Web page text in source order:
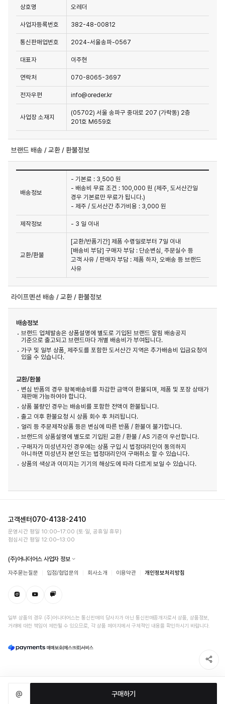
@ 구매하기
상호명 오레더
사업자등록번호 382-48-00812
통신판매업번호 2024-서울송파-0567
대표자 이주현
연락처 070-8065-3697
전자우편 info@oreder.kr
사업장 소재지
(05702) 서울 송파구 중대로 207 (가락동) 2층
201호 M659호
브랜드 배송 / 교환 / 환불정보
배송정보
- 기본료 : 3,500 원
- 배송비 무료 조건 : 100,000 원 (제주, 도서산간일
경우 기본료만 무료가 됩니다.)
- 제주 / 도서산간 추가비용 : 3,000 원
제작정보 - 3 일 이내
교환/환불
[교환/반품기간] 제품 수령일로부터 7일 이내
[배송비 부담] 구매자 부담 : 단순변심, 주문실수 등
고객 사유 / 판매자 부담 : 제품 하자, 오배송 등 브랜드
사유
라이프멘션 배송 / 교환 / 환불정보
배송정보
브랜드 업체발송은 상품설명에 별도로 기입된 브랜드 알림 배송공지
기준으로 출고되고 브랜드마다 개별 배송비가 부여됩니다.
가구 및 일부 상품, 제주도를 포함한 도서산간 지역은 추가배송비 입금요청이
있을 수 있습니다.
교환/환불
변심 반품의 경우 왕복배송비를 차감한 금액이 환불되며, 제품 및 포장 상태가
재판매 가능하여야 합니다.
상품 불량인 경우는 배송비를 포함한 전액이 환불됩니다.
출고 이후 환불요청 시 상품 회수 후 처리됩니다.
얼리 등 주문제작상품 등은 변심에 따른 반품 / 환불이 불가합니다.
브랜드의 상품설명에 별도로 기입된 교환 / 환불 / AS 기준이 우선합니다.
구매자가 미성년자인 경우에는 상품 구입 시 법정대리인이 동의하지
아니하면 미성년자 본인 또는 법정대리인이 구매취소 할 수 있습니다.
상품의 색상과 이미지는 기기의 해상도에 따라 다르게 보일 수 있습니다.
고객센터070-4138-2410
운영시간 평일 10:00–17:00 (토·일, 공휴일 휴무)
점심시간 평일 12:00–13:00
(주)어나더어스 사업자 정보
자주묻는질문 입점/협업문의 회사소개 이용약관 개인정보처리방침
일부 상품의 경우 (주)어나더어스는 통신판매의 당사자가 아닌 통신판매중개자로서 상품, 상품정보,
거래에 대한 책임이 제한될 수 있으므로, 각 상품 페이지에서 구체적인 내용을 확인하시기 바랍니다.